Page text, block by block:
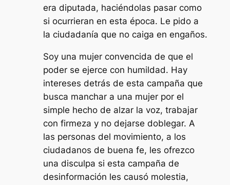
era diputada, haciéndolas pasar como
si ocurrieran en esta época. Le pido a
la ciudadanía que no caiga en engaños.
Soy una mujer convencida de que el
poder se ejerce con humildad. Hay
intereses detrás de esta campaña que
busca manchar a una mujer por el
simple hecho de alzar la voz, trabajar
con firmeza y no dejarse doblegar. A
las personas del movimiento, a los
ciudadanos de buena fe, les ofrezco
una disculpa si esta campaña de
desinformación les causó molestia,